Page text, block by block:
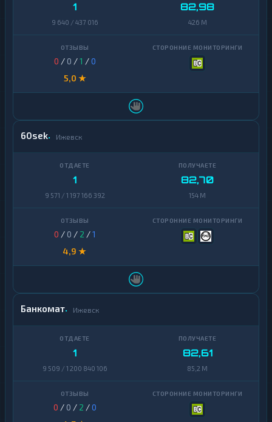
1
9 640 / 437 016
82,98
426 M
0 / 0 /1 /0
5,0 ★
60sek Ижевск
1
9 571 / 1 197 166 392
82,70
154 M
0 / 0 / 2 /1
4,9 ★
Банкомат Ижевск
1
9 509 / 1 200 840 106
82,61
85,2 M
0 / 0 / 2 /0